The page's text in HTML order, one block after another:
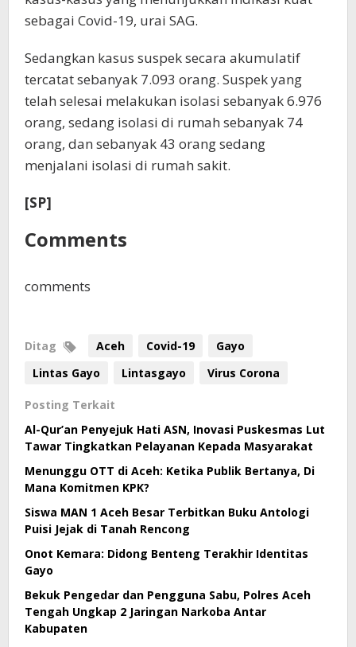
sebagai Covid-19, urai SAG.
Sedangkan kasus suspek secara akumulatif
tercatat sebanyak 7.093 orang. Suspek yang
telah selesai melakukan isolasi sebanyak 6.976
orang, sedang isolasi di rumah sebanyak 74
orang, dan sebanyak 43 orang sedang
menjalani isolasi di rumah sakit.
[SP]
Comments
comments
Ditag Aceh Covid-19
Gayo
Lintas Gayo
Lintasgayo Virus Corona
Posting Terkait
Al-Qur’an Penyejuk Hati ASN, Inovasi Puskesmas Lut
Tawar Tingkatkan Pelayanan Kepada Masyarakat
Menunggu OTT di Aceh: Ketika Publik Bertanya, Di
Mana Komitmen KPK?
Siswa MAN 1 Aceh Besar Terbitkan Buku Antologi
Puisi Jejak di Tanah Rencong
Onot Kemara: Didong Benteng Terakhir Identitas
Gayo
Bekuk Pengedar dan Pengguna Sabu, Polres Aceh
Tengah Ungkap 2 Jaringan Narkoba Antar
Kabupaten